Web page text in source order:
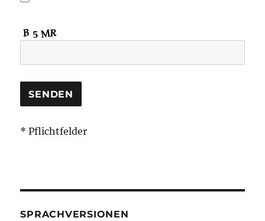
* Pflichtfelder
SPRACHVERSIONEN